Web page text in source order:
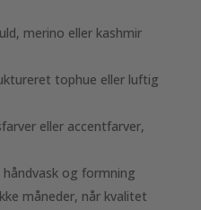
merino eller kashmir
tophue eller luftig
eller accentfarver,
og formning
måneder, når kvalitet